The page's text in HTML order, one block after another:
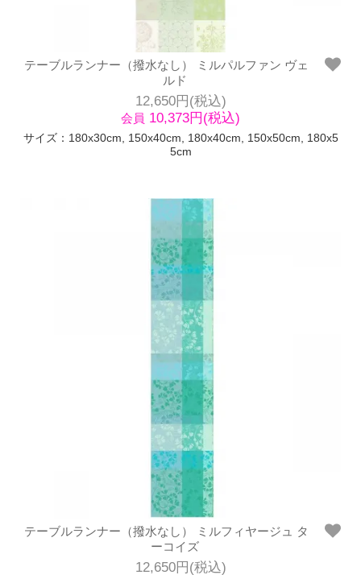
テーブルランナー（撥水なし） ミルパルファン ヴェ
ルド
12,650円(税込)
会員 10,373円(税込)
サイズ：180x30cm, 150x40cm, 180x40cm, 150x50cm, 180x5
5cm
テーブルランナー（撥水なし） ミルフィヤージュ タ
ーコイズ
12,650円(税込)